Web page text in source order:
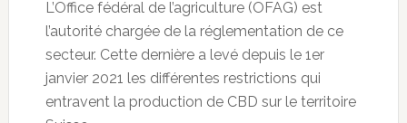
L’Office fédéral de l’agriculture (OFAG) est
l’autorité chargée de la réglementation de ce
secteur. Cette dernière a levé depuis le 1er
janvier 2021 les différentes restrictions qui
entravent la production de CBD sur le territoire